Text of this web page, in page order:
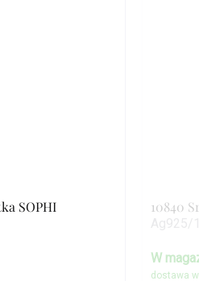
SOPHI 10840
W